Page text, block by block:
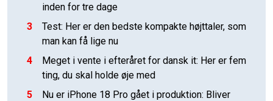
inden for tre dage
3
Test: Her er den bedste kompakte højttaler, som
man kan få lige nu
4
Meget i vente i efteråret for dansk it: Her er fem
ting, du skal holde øje med
5
Nu er iPhone 18 Pro gået i produktion: Bliver